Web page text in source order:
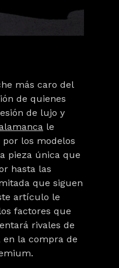
más caro del
de quienes
de lujo y
le
por los modelos
pieza única que
hasta las
que siguen
artículo le
factores que
rivales de
en la compra de